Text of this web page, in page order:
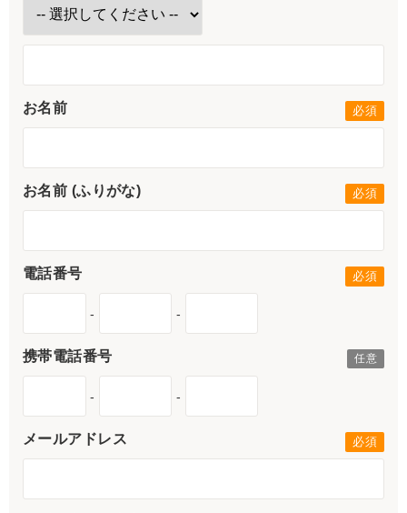
お名前
お名前 (ふりがな)
電話番号
- -
携帯電話番号
- -
メールアドレス